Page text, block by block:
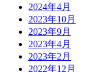
2024年4月
2023年10月
2023年9月
2023年4月
2023年2月
2022年12月